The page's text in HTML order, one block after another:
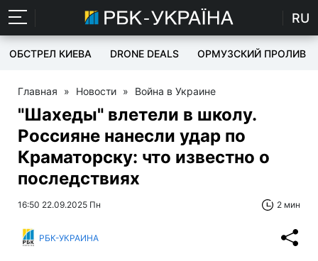
RU
ОБСТРЕЛ КИЕВА DRONE DEALS ОРМУЗСКИЙ ПРОЛИВ
Главная » Новости » Война в Украине
"Шахеды" влетели в школу.
Россияне нанесли удар по
Краматорску: что известно о
последствиях
16:50 22.09.2025 Пн 2 мин
РБК-УКРАИНА